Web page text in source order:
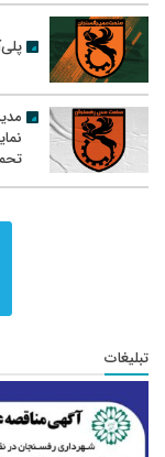
تبلیغات